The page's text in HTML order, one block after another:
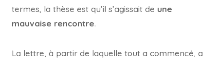
termes, la thèse est qu’il s’agissait de une
mauvaise rencontre.
La lettre, à partir de laquelle tout a commencé, a